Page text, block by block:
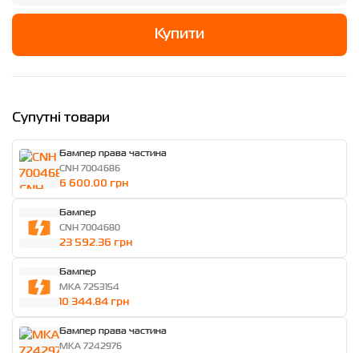
Купити
Супутні товари
Бампер права частина
CNH 7004686
6 600.00 грн
Бампер
CNH 7004680
23 592.36 грн
Бампер
MKA 7253154
10 344.84 грн
Бампер права частина
MKA 7242976